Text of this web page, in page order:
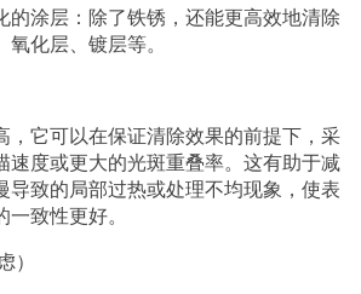
的涂层：除了铁锈，还能更高效地清除
化层、镀层等。
，它可以在保证清除效果的前提下，采
速度或更大的光斑重叠率。这有助于减
导致的局部过热或处理不均现象，使表
致性更好。
）